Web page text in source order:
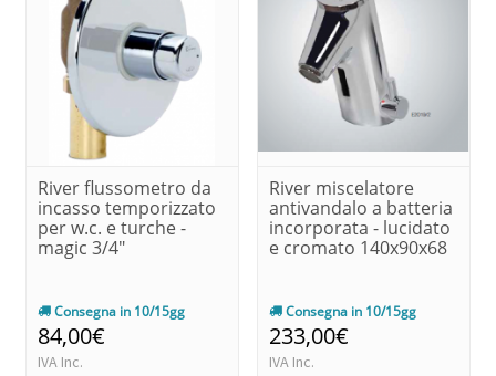
River flussometro da
incasso temporizzato
per w.c. e turche -
magic 3/4"
Consegna in 10/15gg
84,00€
IVA Inc.
River miscelatore
antivandalo a batteria
incorporata - lucidato
e cromato 140x90x68
Consegna in 10/15gg
233,00€
IVA Inc.